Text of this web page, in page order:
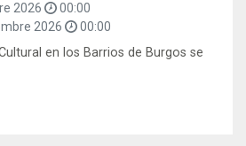
2026
00:00
2026
00:00
en los Barrios de Burgos se